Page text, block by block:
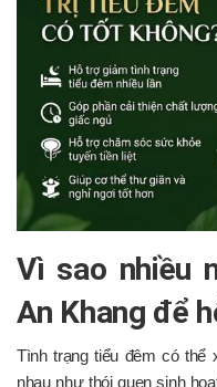
Vì sao nhiều
An Khang để
Tình trạng tiểu đêm có thể
nhau như thói quen sinh